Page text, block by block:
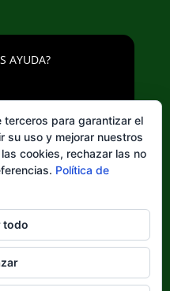
AYUDA?
para garantizar el
su uso y mejorar nuestros
cookies, rechazar las no
Política de
todo